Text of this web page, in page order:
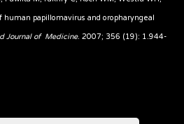
human papillomavirus and oropharyngeal
Journal of Medicine. 2007; 356 (19): 1.944-